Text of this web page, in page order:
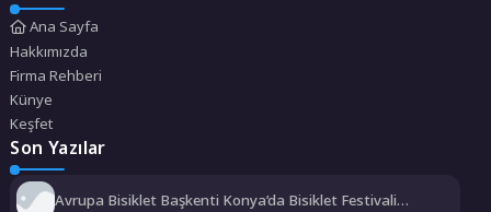
Ana Sayfa
Hakkımızda
Firma Rehberi
Künye
Keşfet
Son Yazılar
Avrupa Bisiklet Başkenti Konya’da Bisiklet Festivali